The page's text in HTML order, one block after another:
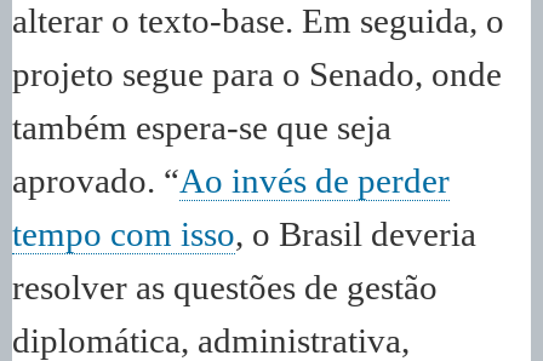
alterar o texto-base. Em seguida, o
projeto segue para o Senado, onde
também espera-se que seja
aprovado. “Ao invés de perder
tempo com isso, o Brasil deveria
resolver as questões de gestão
diplomática, administrativa,